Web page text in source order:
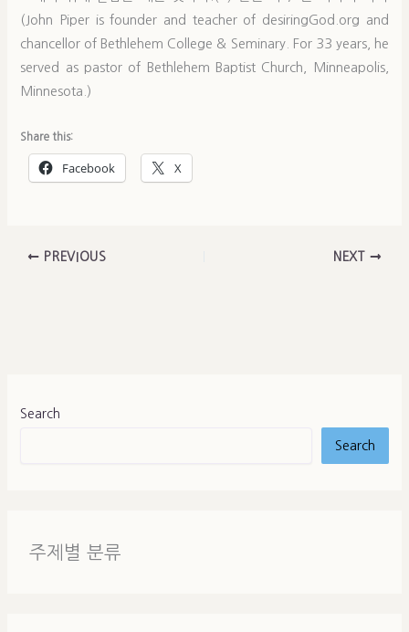
(John Piper is founder and teacher of desiringGod.org and
chancellor of Bethlehem College & Seminary. For 33 years, he
served as pastor of Bethlehem Baptist Church, Minneapolis,
Minnesota.)
Share this:
Facebook X
PREVIOUS NEXT
Search
Search
주제별 분류